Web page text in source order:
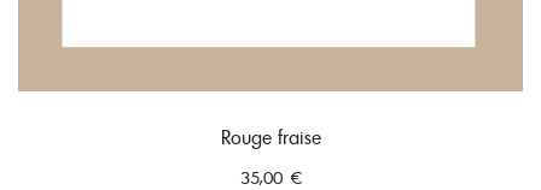
Rouge fraise
35,00 €